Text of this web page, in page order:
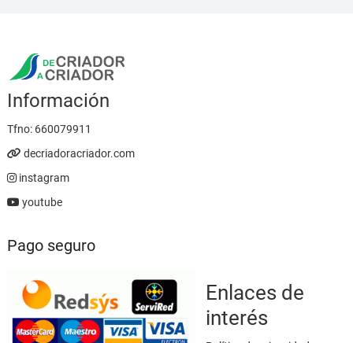
Información
Tfno: 660079911
decriadoracriador.com
instagram
youtube
Pago seguro
Enlaces de
interés